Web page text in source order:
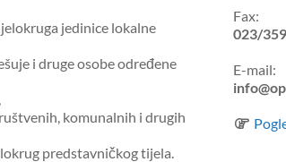
jedinice lokalne
i druge osobe određene
komunalnih i drugih
predstavničkog tijela.
Fax:
023/
E-mail: